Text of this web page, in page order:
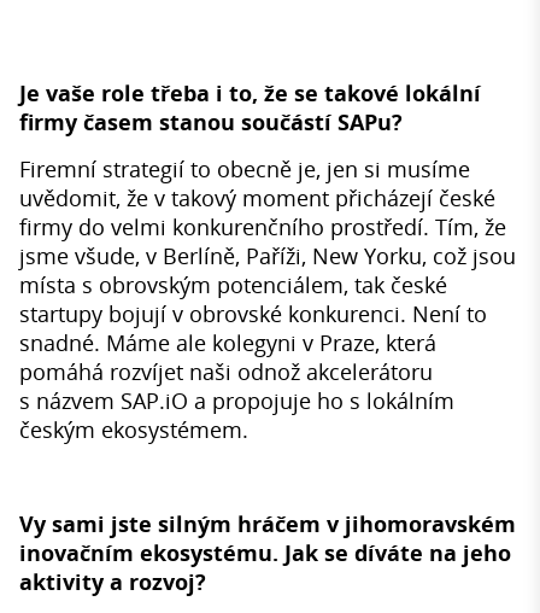
Je vaše role třeba i to, že se takové lokální
firmy časem stanou součástí SAPu?
Firemní strategií to obecně je, jen si musíme
uvědomit, že v takový moment přicházejí české
firmy do velmi konkurenčního prostředí. Tím, že
jsme všude, v Berlíně, Paříži, New Yorku, což jsou
místa s obrovským potenciálem, tak české
startupy bojují v obrovské konkurenci. Není to
snadné. Máme ale kolegyni v Praze, která
pomáhá rozvíjet naši odnož akcelerátoru
s názvem SAP.iO a propojuje ho s lokálním
českým ekosystémem.
Vy sami jste silným hráčem v jihomoravském
inovačním ekosystému. Jak se díváte na jeho
aktivity a rozvoj?